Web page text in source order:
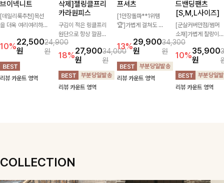
브이넥니트
[데일리룩추천]목선
을 더욱 여리여리하게
자인으로 깔끔한 무드
를 완성해주는 니트
🤍 부드러운 착용감
과 베이직한 실루엣으
로 단독은 물론 다양
10%22,500
원
24,900
원
리뷰 카운트 영역
삭제]젤링클프리
카라원피스
구김이 적은 링클프리
원단으로 항상 깔끔하
게 착용 가능하며 일
자로 떨어지는 넉넉한
핏으로 군살을 완벽히
커버해주는 원피스에
요🖤
18%27,900
원
34,000
원
리뷰 카운트 영역
프셔츠
[1만장돌파**1위템
🏆]가볍게 걸쳐도 살
감, 여름에 딱 맞는 코
튼 셔츠❤️ 여유 있는
핏과 스트라이프 패
턴, 자연스러운 실루
엣으로 데일리 코디에
13%29,900
원
34,300
원
리뷰 카운트 영역
드밴딩팬츠
[S,M,L사이즈]
[군살커버만점/썸머
소재]가볍게 찰랑이는
원단과 여유로운 와이
드 핏으로 하루 종일
편안하게 착용하실 수
있는 팬츠입니다 🖤
✨ 허리 전체 밴딩과
스트링 디테일로 안정
10%35,900
원
리뷰 카운트 영역
COLLECTION